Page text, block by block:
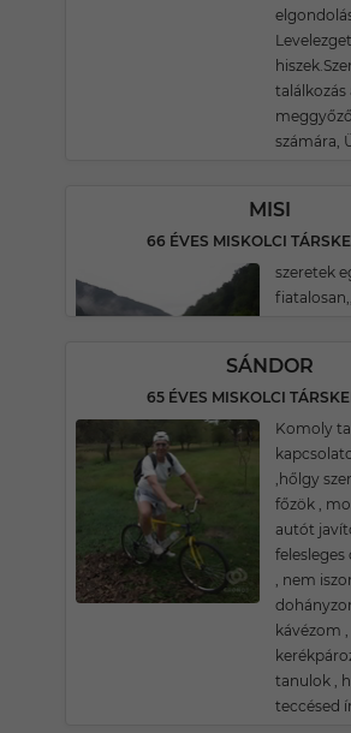
találkozás
számára,
MISI
66 ÉVES MISKOLCI
szeretek
SÁNDOR
65 ÉVES MISKOLCI
Komoly
,hőlgy
főzök ,
autót
felesleges
, nem
kávézom
tanulok ,
teccésed